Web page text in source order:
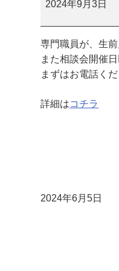
祭
会
2024年9月3日
専門職員が、生
また相談会開催
まずはお電話くだ
詳細はコチラ
2024年6月5日